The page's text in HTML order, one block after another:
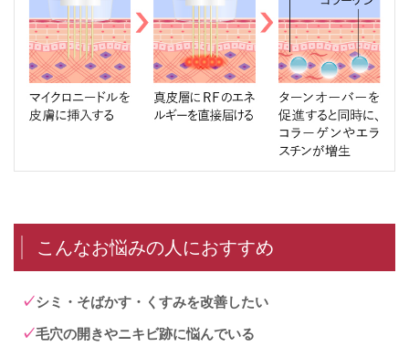
こんなお悩みの人におすすめ
シミ・そばかす・くすみを改善したい
毛穴の開きやニキビ跡に悩んでいる